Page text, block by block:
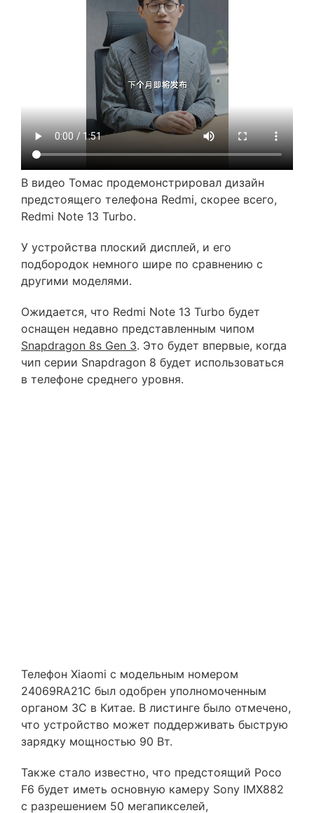
В видео Томас продемонстрировал дизайн
предстоящего телефона Redmi, скорее всего,
Redmi Note 13 Turbo.
У устройства плоский дисплей, и его
подбородок немного шире по сравнению с
другими моделями.
Ожидается, что Redmi Note 13 Turbo будет
оснащен недавно представленным чипом
Snapdragon 8s Gen 3. Это будет впервые, когда
чип серии Snapdragon 8 будет использоваться
в телефоне среднего уровня.
Телефон Xiaomi с модельным номером
24069RA21C был одобрен уполномоченным
органом 3C в Китае. В листинге было отмечено,
что устройство может поддерживать быструю
зарядку мощностью 90 Вт.
Также стало известно, что предстоящий Poco
F6 будет иметь основную камеру Sony IMX882
с разрешением 50 мегапикселей,